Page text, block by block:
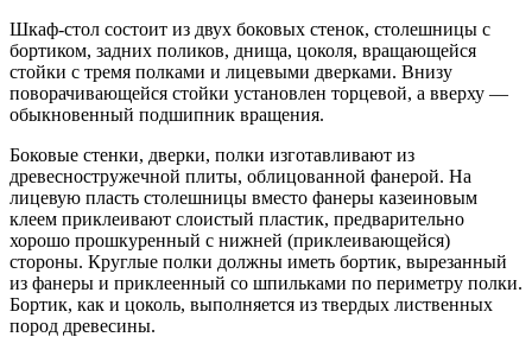
Шкаф-стол состоит из двух боковых стенок, столешницы с
бортиком, задних поликов, днища, цоколя, вращающейся
стойки с тремя полками и лицевыми дверками. Внизу
поворачивающейся стойки установлен торцевой, а вверху —
обыкновенный подшипник вращения.
Боковые стенки, дверки, полки изготавливают из
древесностружечной плиты, облицованной фанерой. На
лицевую пласть столешницы вместо фанеры казеиновым
клеем приклеивают слоистый пластик, предварительно
хорошо прошкуренный с нижней (приклеивающейся)
стороны. Круглые полки должны иметь бортик, вырезанный
из фанеры и приклеенный со шпильками по периметру полки.
Бортик, как и цоколь, выполняется из твердых лиственных
пород древесины.